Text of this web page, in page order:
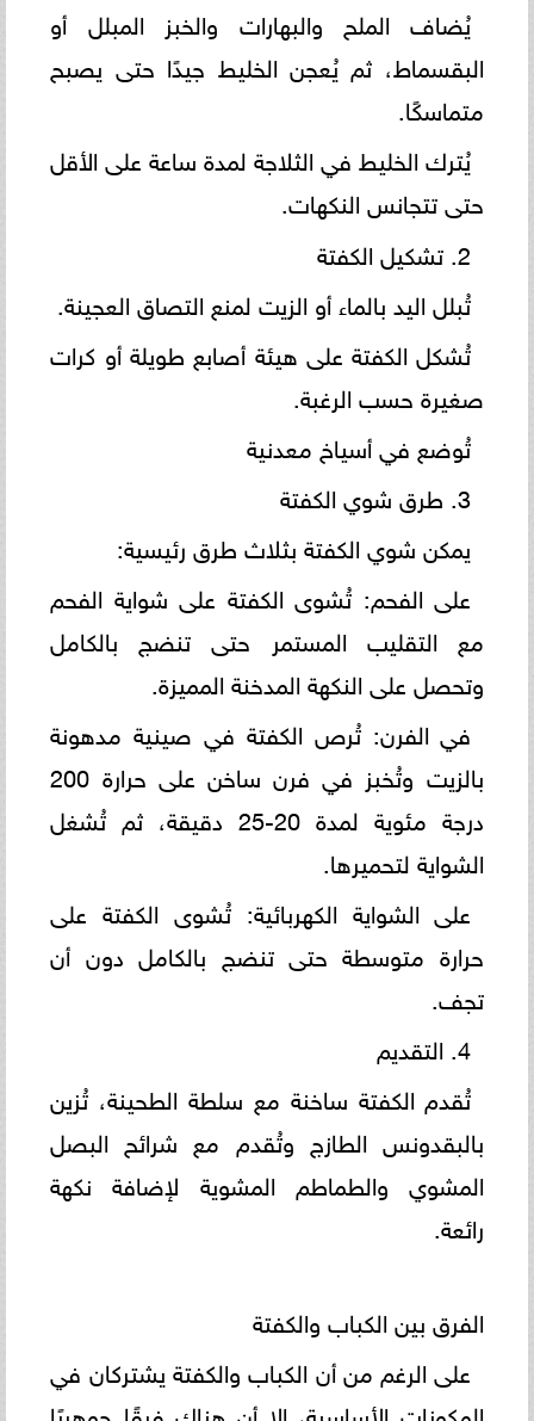
يُضاف الملح والبهارات والخبز المبلل أو
البقسماط، ثم يُعجن الخليط جيدًا حتى يصبح
متماسكًا.
يُترك الخليط في الثلاجة لمدة ساعة على الأقل
حتى تتجانس النكهات.
2. تشكيل الكفتة
تُبلل اليد بالماء أو الزيت لمنع التصاق العجينة.
تُشكل الكفتة على هيئة أصابع طويلة أو كرات
صغيرة حسب الرغبة.
تُوضع في أسياخ معدنية
3. طرق شوي الكفتة
يمكن شوي الكفتة بثلاث طرق رئيسية:
على الفحم: تُشوى الكفتة على شواية الفحم
مع التقليب المستمر حتى تنضج بالكامل
وتحصل على النكهة المدخنة المميزة.
في الفرن: تُرص الكفتة في صينية مدهونة
بالزيت وتُخبز في فرن ساخن على حرارة 200
درجة مئوية لمدة 20-25 دقيقة، ثم تُشغل
الشواية لتحميرها.
على الشواية الكهربائية: تُشوى الكفتة على
حرارة متوسطة حتى تنضج بالكامل دون أن
تجف.
4. التقديم
تُقدم الكفتة ساخنة مع سلطة الطحينة، تُزين
بالبقدونس الطازج وتُقدم مع شرائح البصل
المشوي والطماطم المشوية لإضافة نكهة
رائعة.
الفرق بين الكباب والكفتة
على الرغم من أن الكباب والكفتة يشتركان في
المكونات الأساسية، إلا أن هناك فرقًا جوهريًا